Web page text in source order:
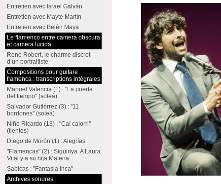
Entretien avec Israel Galván
Entretien avec Mayte Martín
Entretien avec Belén Maya
Le flamenco entre camera obscura
et camera lucida
René Robert, le charme discret
d’un portraitiste
Compositions pour guitare
flamenca : transcriptions intégrales
Manuel Valencia (1) : "La puerta
del tiempo" (soleá)
Salvador Gutiérrez (3) : "11
bordones" (soleá)
Niño Ricardo (13) : "Caí calorri"
(tientos)
Diego de Morón (1) : Alegrías
"Flamencas" (2) : Siguiriya. A Laura
Vital y a su hija Malena
Sabicas : "Fantasia Inca"
Archives sonores